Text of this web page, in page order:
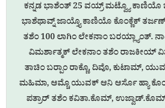
ಕನ್ನಡ ಭಾಶೆಂತ್ 25 ವಯ್ರ್ ಮಟ್ವ್ಯೊ
ಭಾಶೆಥಾವ್ನ್ ಜಾಯ್ತ್ಯೊ ಕಾಣಿಯೊ ಕೊಂಕ್ಣೆಕ್
ತಶೆಂ 100 ಲಾಗಿಂ ಲೇಕನಾಂ ಬರಯ್ಲ್ಯಾಂತ್.
ವಿಮರ್ಶಾತ್ಮಕ್ ಲೇಕನಾಂ ತಶೆಂ ರಾಜಕೀಯ್
ತಾಚಿಂ ಬರ‍್ಪಾಂ ರಾಕ್ಣೊ, ದಿವೊ, ಕುಟಾಮ್,
ಮಹಿಮಾ, ಆಮ್ಚೊ ಯುವಕ್ ಆನಿ ಆರ್ಸೊ ಹ್ಯಾ
ಪತ್ರಾರ್ ತಶೆಂ ಕವಿತಾ.ಕೊಮ್,